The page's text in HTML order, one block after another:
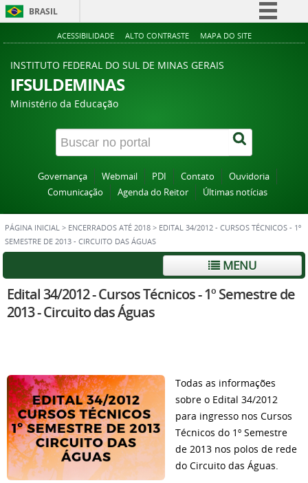
BRASIL
Simplifique!
ACESSIBILIDADE ALTO CONTRASTE MAPA DO SITE
INSTITUTO FEDERAL DO SUL DE MINAS GERAIS
IFSULDEMINAS
Ministério da Educação
Governança Webmail PDI Contato
Ouvidoria
Comunicação
Agenda do Reitor Últimas notícias
PÁGINA INICIAL > ENCERRADOS ATÉ 2018 > EDITAL 34/2012 - CURSOS TÉCNICOS - 1º
SEMESTRE DE 2013 - CIRCUITO DAS ÁGUAS
MENU
Edital 34/2012 - Cursos Técnicos - 1º Semestre de
2013 - Circuito das Águas
Todas as informações
sobre o Edital 34/2012
para ingresso nos Cursos
Técnicos do 1º Semestre
de 2013 nos polos de rede
do Circuito das Águas.